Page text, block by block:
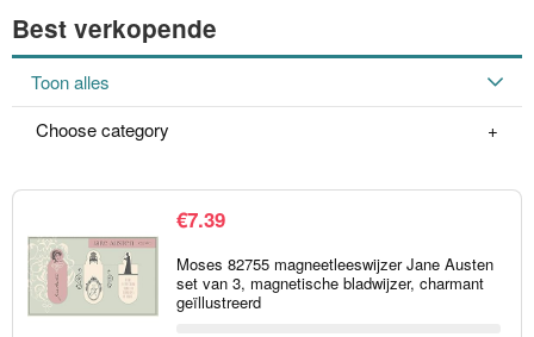
Best verkopende
Toon alles
Choose category
€7.39
Moses 82755 magneetleeswijzer Jane Austen
set van 3, magnetische bladwijzer, charmant
geïllustreerd